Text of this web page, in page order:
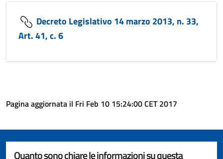
Decreto Legislativo 14 marzo 2013, n. 33,
Art. 41, c. 6
Pagina aggiornata il Fri Feb 10 15:24:00 CET 2017
Quanto sono chiare le informazioni su questa